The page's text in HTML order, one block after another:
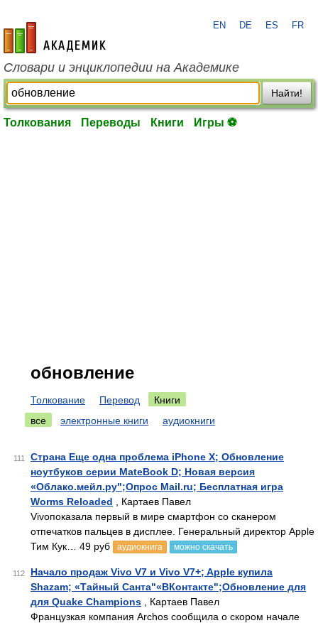
academic.ru
EN DE ES FR
Словари и энциклопедии на Академике
Найти!
Толкования Переводы Книги Игры ⚽
обновление
Толкование Перевод
Книги
все
электронные книги аудиокниги
111
Страна Еще одна проблема iPhone X; Обновление
ноутбуков серии MateBook D; Новая версия
«Облако.мейл.ру";Опрос Mail.ru; Бесплатная игра
Worms Reloaded , Картаев Павел
Vivoпоказала первый в мире смартфон со сканером
отпечатков пальцев в дисплее. Генеральный директор Apple
Тим Кук… 49 руб
аудиокнига можно скачать
112
Начало продаж Vivo V7 и Vivo V7+; Apple купила
Shazam; «Тайный Санта"«ВКонтакте";Обновление для
для Quake Champions , Картаев Павел
Французкая компания Archos сообщила о скором начале